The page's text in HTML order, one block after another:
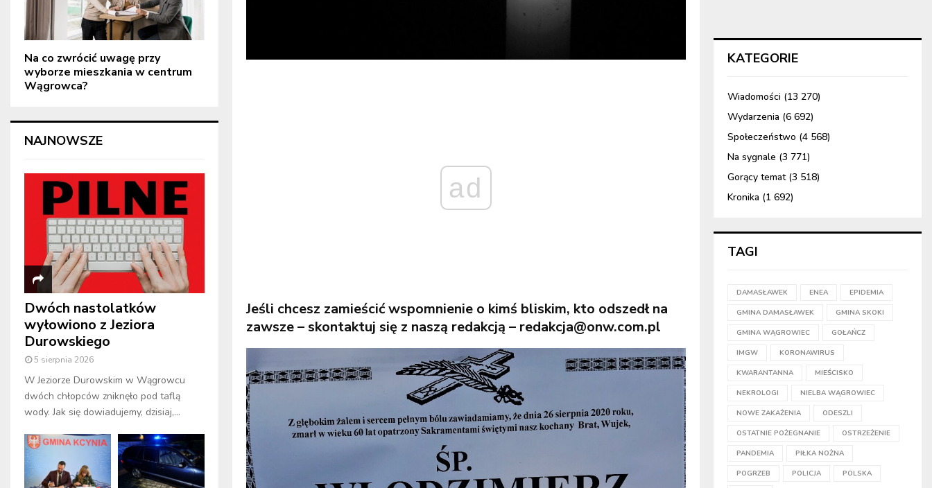
ad
Jeśli chcesz zamieścić wspomnienie o kimś bliskim, kto odszedł na
zawsze – skontaktuj się z naszą redakcją – redakcja@onw.com.pl
Na co zwrócić uwagę przy
wyborze mieszkania w centrum
Wągrowca?
NAJNOWSZE
Dwóch nastolatków
wyłowiono z Jeziora
Durowskiego
5 sierpnia 2026
W Jeziorze Durowskim w Wągrowcu
dwóch chłopców zniknęło pod taflą
wody. Jak się dowiadujemy, dzisiaj,...
KATEGORIE
Wiadomości (13 270)
Wydarzenia (6 692)
Społeczeństwo (4 568)
Na sygnale (3 771)
Gorący temat(3 518)
Kronika (1 692)
TAGI
DAMASŁAWEK ENEA EPIDEMIA
GMINA DAMASŁAWEK GMINA SKOKI
GMINA WĄGROWIEC GOŁAŃCZ
IMGW KORONAWIRUS
KWARANTANNA MIEŚCISKO
NEKROLOGI NIELBA WĄGROWIEC
NOWE ZAKAŻENIA ODESZLI
OSTATNIE POŻEGNANIE OSTRZEŻENIE
PANDEMIA PIŁKA NOŻNA
POGRZEB POLICJA POLSKA